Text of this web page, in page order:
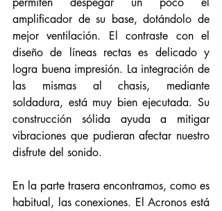
amplificador de su base, dotándolo de
mejor ventilación. El contraste con el
diseño de líneas rectas es delicado y
logra buena impresión. La integración de
las mismas al chasis, mediante
soldadura, está muy bien ejecutada. Su
construcción sólida ayuda a mitigar
vibraciones que pudieran afectar nuestro
disfrute del sonido.
En la parte trasera encontramos, como es
habitual, las conexiones. El Acronos está